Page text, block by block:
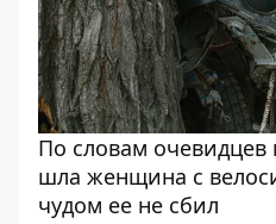
По словам
шла женщина с
чудом ее не сбил